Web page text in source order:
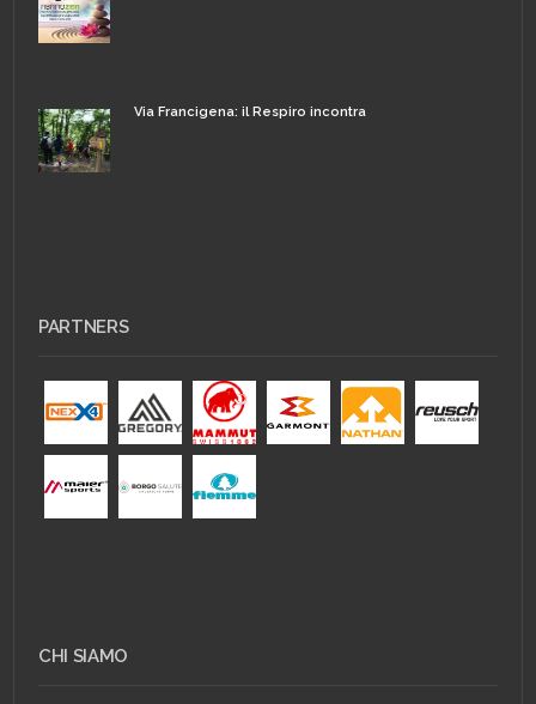
Via Francigena: il Respiro incontra
PARTNERS
CHI SIAMO